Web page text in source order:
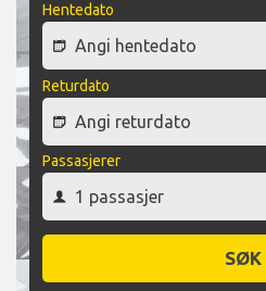
Hentedato
Returdato
Passasjerer
SØK